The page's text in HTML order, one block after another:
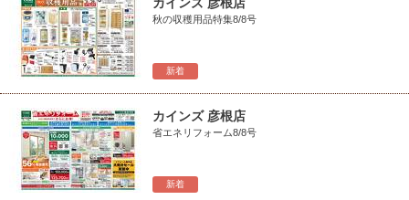
新着
秋の収穫用品特集8/8号
新着
カインズ 彦根店
省エネリフォーム8/8号